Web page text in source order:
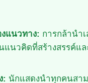
แนวทาง: การกล้านำ
นแนวคิดที่สร้างสรรค์
: นักแสดงนำทุกคนสา